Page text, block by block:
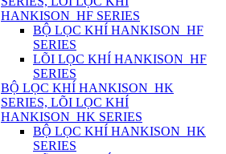
HANKISON_HF SERIES
BỘ LỌC KHÍ HANKISON_HF
SERIES
LÕI LỌC KHÍ HANKISON_HF
SERIES
BỘ LỌC KHÍ HANKISON_HK
SERIES, LÕI LỌC KHÍ
HANKISON_HK SERIES
BỘ LỌC KHÍ HANKISON_HK
SERIES